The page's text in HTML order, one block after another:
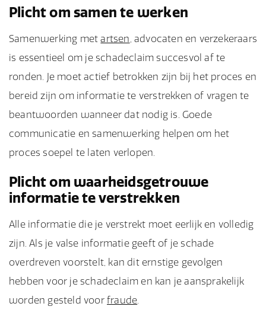
Plicht om samen te werken
Samenwerking metartsen, advocaten en verzekeraars
is essentieel om je schadeclaim succesvol af te
ronden. Je moet actief betrokken zijn bij het proces en
bereid zijn om informatie te verstrekken of vragen te
beantwoorden wanneer dat nodig is. Goede
communicatie en samenwerking helpen om het
proces soepel te laten verlopen.
Plicht om waarheidsgetrouwe
informatie te verstrekken
Alle informatie die je verstrekt moet eerlijk en volledig
zijn. Als je valse informatie geeft of je schade
overdreven voorstelt, kan dit ernstige gevolgen
hebben voor je schadeclaim en kan je aansprakelijk
worden gesteld voor fraude.